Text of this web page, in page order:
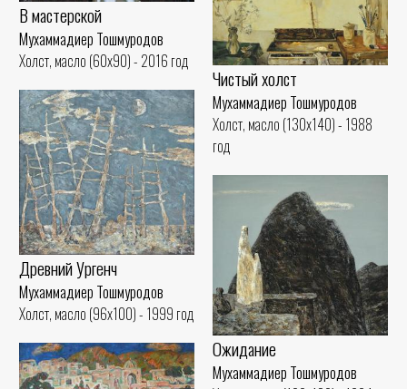
В мастерской
Мухаммадиер Тошмуродов
Холст, масло (60x90) - 2016 год
Чистый холст
Мухаммадиер Тошмуродов
Холст, масло (130x140) - 1988
год
Древний Ургенч
Мухаммадиер Тошмуродов
Холст, масло (96x100) - 1999 год
Ожидание
Мухаммадиер Тошмуродов